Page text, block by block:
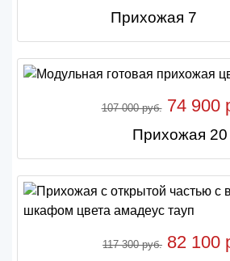
Прихожая 7
107 000 руб.74 900
Прихожая 20
117 300 руб. 82 100